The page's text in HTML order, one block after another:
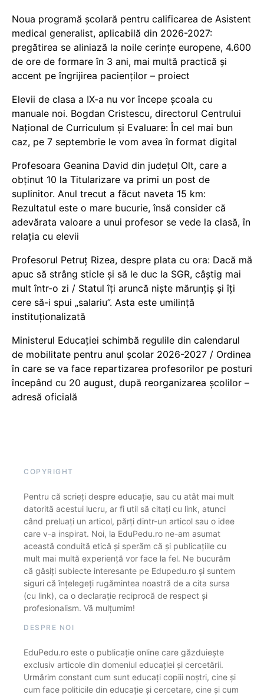
Noua programă școlară pentru calificarea de Asistent
medical generalist, aplicabilă din 2026-2027:
pregătirea se aliniază la noile cerințe europene, 4.600
de ore de formare în 3 ani, mai multă practică și
accent pe îngrijirea pacienților – proiect
Elevii de clasa a IX-a nu vor începe școala cu
manuale noi. Bogdan Cristescu, directorul Centrului
Național de Curriculum și Evaluare: În cel mai bun
caz, pe 7 septembrie le vom avea în format digital
Profesoara Geanina David din județul Olt, care a
obținut 10 la Titularizare va primi un post de
suplinitor. Anul trecut a făcut naveta 15 km:
Rezultatul este o mare bucurie, însă consider că
adevărata valoare a unui profesor se vede la clasă, în
relația cu elevii
Profesorul Petruț Rizea, despre plata cu ora: Dacă mă
apuc să strâng sticle și să le duc la SGR, câștig mai
mult într-o zi / Statul îți aruncă niște mărunțiș și îți
cere să-i spui „salariu”. Asta este umilință
instituționalizată
Ministerul Educației schimbă regulile din calendarul
de mobilitate pentru anul școlar 2026-2027 / Ordinea
în care se va face repartizarea profesorilor pe posturi
începând cu 20 august, după reorganizarea școlilor –
adresă oficială
COPYRIGHT
Pentru că scrieți despre educație, sau cu atât mai mult
datorită acestui lucru, ar fi util să citați cu link, atunci
când preluați un articol, părți dintr-un articol sau o idee
care v-a inspirat. Noi, la EduPedu.ro ne-am asumat
această conduită etică și sperăm că și publicațiile cu
mult mai multă experiență vor face la fel. Ne bucurăm
că găsiți subiecte interesante pe Edupedu.ro și suntem
siguri că înțelegeți rugămintea noastră de a cita sursa
(cu link), ca o declarație reciprocă de respect și
profesionalism. Vă mulțumim!
DESPRE NOI
EduPedu.ro este o publicație online care găzduiește
exclusiv articole din domeniul educației și cercetării.
Urmărim constant cum sunt educați copiii noștri, cine și
cum face politicile din educație și cercetare, cine și cum